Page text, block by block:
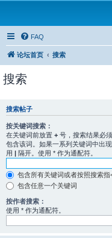
FAQ
论坛首页 搜索
搜索
搜索帖子
按关键词搜索：
在关键词前放置 + 号，搜索结果必
包含该词。如果一系列关键词中出
用 | 隔开。使用 * 作为通配符。
包含所有关键词或者按照搜索指
包含任意一个关键词
按作者搜索：
使用 * 作为通配符。